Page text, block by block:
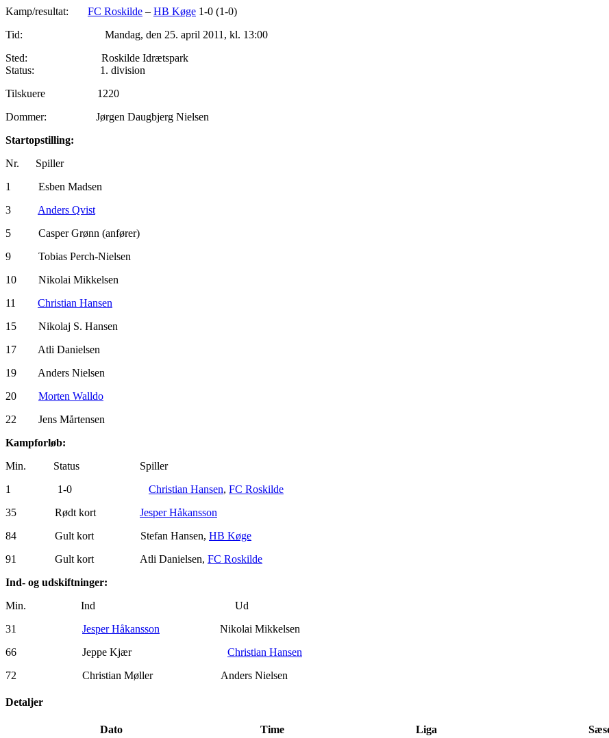
Kamp/resultat: FC Roskilde – HB Køge 1-0 (1-0)
Tid: Mandag, den 25. april 2011, kl. 13:00
Sted: Roskilde Idrætspark
Status: 1. division
Tilskuere 1220
Dommer: Jørgen Daugbjerg Nielsen
Startopstilling:
Nr. Spiller
1 Esben Madsen
3 Anders Qvist
5 Casper Grønn (anfører)
9 Tobias Perch-Nielsen
10 Nikolai Mikkelsen
11 Christian Hansen
15 Nikolaj S. Hansen
17 Atli Danielsen
19 Anders Nielsen
20 Morten Walldo
22 Jens Mårtensen
Kampforløb:
Min. Status Spiller
1 1-0 Christian Hansen, FC Roskilde
35 Rødt kort Jesper Håkansson
84 Gult kort Stefan Hansen, HB Køge
91 Gult kort Atli Danielsen, FC Roskilde
Ind- og udskiftninger:
Min. Ind Ud
31 Jesper Håkansson Nikolai Mikkelsen
66 Jeppe Kjær Christian Hansen
72 Christian Møller Anders Nielsen
Detaljer
Dato Time Liga